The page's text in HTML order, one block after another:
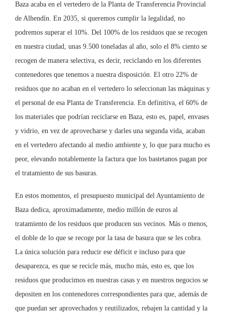
Baza acaba en el vertedero de la Planta de Transferencia Provincial
de Alhendín. En 2035, si queremos cumplir la legalidad, no
podremos superar el 10%. Del 100% de los residuos que se recogen
en nuestra ciudad, unas 9.500 toneladas al año, solo el 8% ciento se
recogen de manera selectiva, es decir, reciclando en los diferentes
contenedores que tenemos a nuestra disposición. El otro 22% de
residuos que no acaban en el vertedero lo seleccionan las máquinas y
el personal de esa Planta de Transferencia. En definitiva, el 60% de
los materiales que podrían reciclarse en Baza, esto es, papel, envases
y vidrio, en vez de aprovecharse y darles una segunda vida, acaban
en el vertedero afectando al medio ambiente y, lo que para mucho es
peor, elevando notablemente la factura que los bastetanos pagan por
el tratamiento de sus basuras.
En estos momentos, el presupuesto municipal del Ayuntamiento de
Baza dedica, aproximadamente, medio millón de euros al
tratamiento de los residuos que producen sus vecinos. Más o menos,
el doble de lo que se recoge por la tasa de basura que se les cobra.
La única solución para reducir ese déficit e incluso para que
desaparezca, es que se recicle más, mucho más, esto es, que los
residuos que producimos en nuestras casas y en nuestros negocios se
depositen en los contenedores correspondientes para que, además de
que puedan ser aprovechados y reutilizados, rebajen la cantidad y la